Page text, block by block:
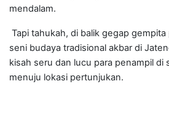
mendalam.
Tapi tahukah, di balik gegap
seni budaya tradisional akbar di
kisah seru dan lucu para penampil di
menuju lokasi pertunjukan.